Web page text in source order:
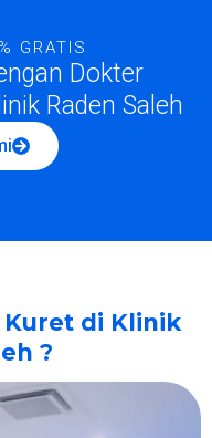
GRATIS
Dokter
Raden Saleh
Kuret di Klinik
?